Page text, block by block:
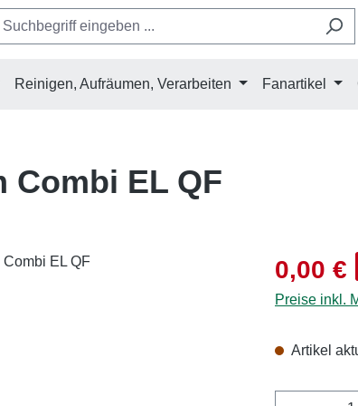
Reinigen, Aufräumen, Verarbeiten Fanartikel
Combi EL QF
0,00 €
Preise inkl.
Artikel